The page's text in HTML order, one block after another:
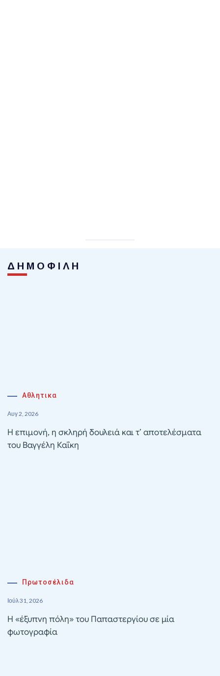
ΔΗΜΟΦΙΛΗ
Αθλητικα
Αυγ 2, 2026
Η επιμονή, η σκληρή δουλειά και τ’ αποτελέσματα
του Βαγγέλη Καΐκη
Πρωτοσέλιδα
Ιούλ 31, 2026
Η «έξυπνη πόλη» του Παπαστεργίου σε μία
φωτογραφία